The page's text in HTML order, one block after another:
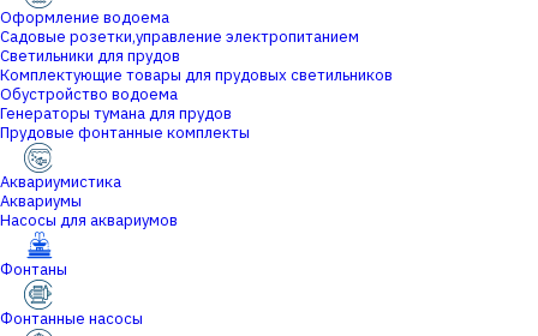
Оформление водоема
Садовые розетки,управление электропитанием
Светильники для прудов
Комплектующие товары для прудовых светильников
Обустройство водоема
Генераторы тумана для прудов
Прудовые фонтанные комплекты
Аквариумистика
Аквариумы
Насосы для аквариумов
Фонтаны
Фонтанные насосы